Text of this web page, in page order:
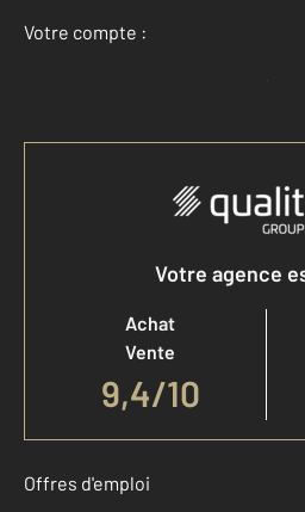
Votre compte :
Accéder à mon
Votre agence
Achat
Vente
9,4/10
Offres d'emploi